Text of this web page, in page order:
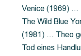
Venice (1969) …
The Wild Blue
(1981) … Theo
Tod eines